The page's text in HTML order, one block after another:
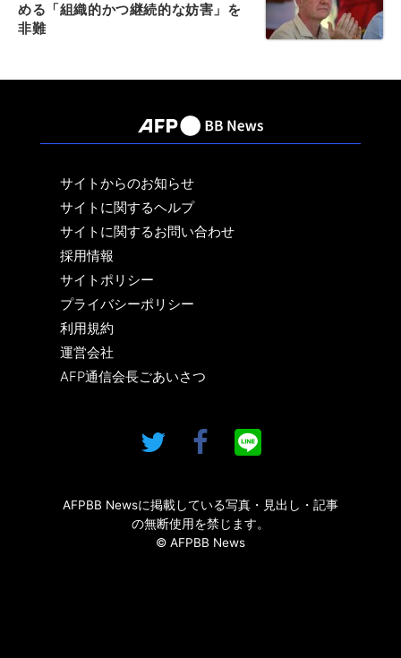
める「組織的かつ継続的な妨害」を
非難
サイトからのお知らせ
サイトに関するヘルプ
サイトに関するお問い合わせ
採用情報
サイトポリシー
プライバシーポリシー
利用規約
運営会社
AFP通信会長ごあいさつ
AFPBB Newsに掲載している写真・見出し・記事
の無断使用を禁じます。
© AFPBB News